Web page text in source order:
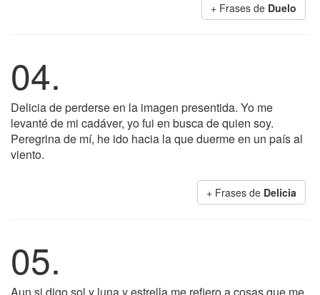
+ Frases de Duelo
04.
Delicia de perderse en la imagen presentida. Yo me
levanté de mi cadáver, yo fui en busca de quien soy.
Peregrina de mí, he ido hacia la que duerme en un país al
viento.
+ Frases de Delicia
05.